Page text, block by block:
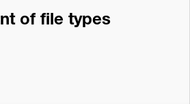
of file types